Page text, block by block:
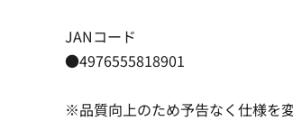
JANコード
●4976555818901
※品質向上のため予告なく仕様を